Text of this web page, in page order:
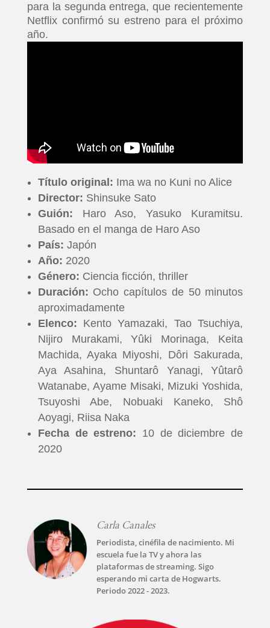
PELICULAS
SERIES
para la segunda entrega, que recientemente
Netflix confirmó su estreno para el próximo
año.
Título original: Ima wa no Kuni no Alice
Director: Shinsuke Sato
Guión: Haro Aso, Yasuko Kuramitsu.
Basado en el manga de Haro Aso
País: Japón
Año: 2020
Género: Ciencia ficción, thriller
Duración: Ocho capítulos de 50 minutos
aproximadamente
Elenco: Kento Yamazaki, Tao Tsuchiya,
Nijiro Murakami, Yûki Morinaga, Keita
Machida, Ayaka Miyoshi, Dôri Sakurada,
Aya Asahina, Shuntarô Yanagi, Yûtarô
Watanabe, Ayame Misaki, Mizuki Yoshida,
Tsuyoshi Abe, Nobuaki Kaneko, Shô
Aoyagi, Riisa Naka
Fecha de estreno: 10 de diciembre de
2020
Carla Canales
Periodista, cinéfila de nacimiento. Mi
escuela fue la TV y ahora las
plataformas de streaming. Sigo
esperando mi carta de Hogwarts.
Periodo 2022 - 2023.